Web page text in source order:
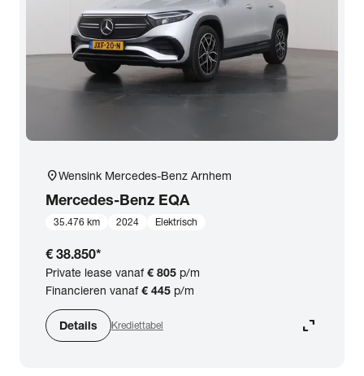
location_onWensink Mercedes-Benz Arnhem
Mercedes-Benz EQA
35.476 km 2024 Elektrisch
€ 38.850*
Private lease vanaf€ 805 p/m
Financieren vanaf€ 445 p/m
Details Krediettabel expand_content